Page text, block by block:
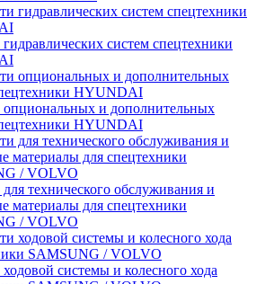
гидравлических систем спецтехники
опциональных и дополнительных
HYUNDAI
для технического обслуживания и
материалы для спецтехники
/ VOLVO
ходовой системы и колесного хода